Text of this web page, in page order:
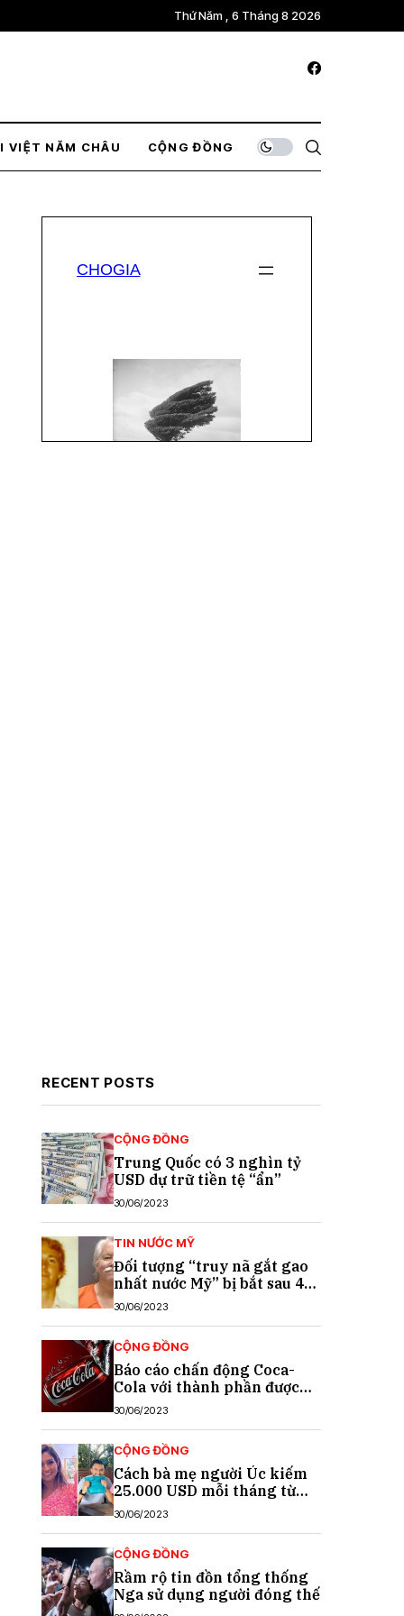
Thứ Năm , 6 Tháng 8 2026
VIỆT NĂM CHÂU CỘNG ĐỒNG
RECENT POSTS
CỘNG ĐỒNG
Trung Quốc có 3 nghìn tỷ
USD dự trữ tiền tệ “ẩn”
30/06/2023
TIN NƯỚC MỸ
Đối tượng “truy nã gắt gao
nhất nước Mỹ” bị bắt sau 40
năm trốn chạy
30/06/2023
CỘNG ĐỒNG
Báo cáo chấn động Coca-
Cola với thành phần được
cho là chất gây ung thư
30/06/2023
CỘNG ĐỒNG
Cách bà mẹ người Úc kiếm
25.000 USD mỗi tháng từ
TikTok
30/06/2023
CỘNG ĐỒNG
Rầm rộ tin đồn tổng thống
Nga sử dụng người đóng thế